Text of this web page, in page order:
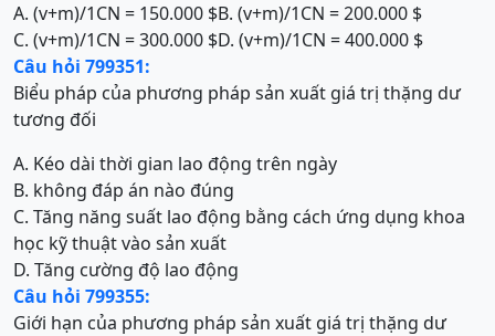
A. (v+m)/1CN = 150.000 $B. (v+m)/1CN = 200.000 $
C. (v+m)/1CN = 300.000 $D. (v+m)/1CN = 400.000 $
Câu hỏi 799351:
Biểu pháp của phương pháp sản xuất giá trị thặng dư
tương đối
A. Kéo dài thời gian lao động trên ngày
B. không đáp án nào đúng
C. Tăng năng suất lao động bằng cách ứng dụng khoa
học kỹ thuật vào sản xuất
D. Tăng cường độ lao động
Câu hỏi 799355:
Giới hạn của phương pháp sản xuất giá trị thặng dư